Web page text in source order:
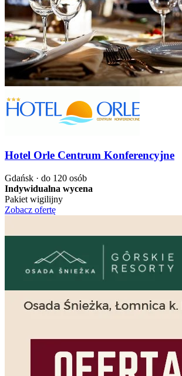
Hotel Orle Centrum Konferencyjne
Gdańsk · do 120 osób
Indywidualna wycena
Pakiet wigilijny
Zobacz ofertę